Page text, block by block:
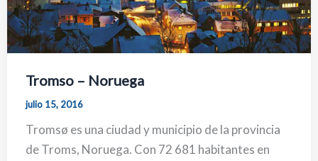
Tromso – Noruega
julio 15, 2016
Tromsø es una ciudad y municipio de la provincia
de Troms, Noruega. Con 72 681 habitantes en